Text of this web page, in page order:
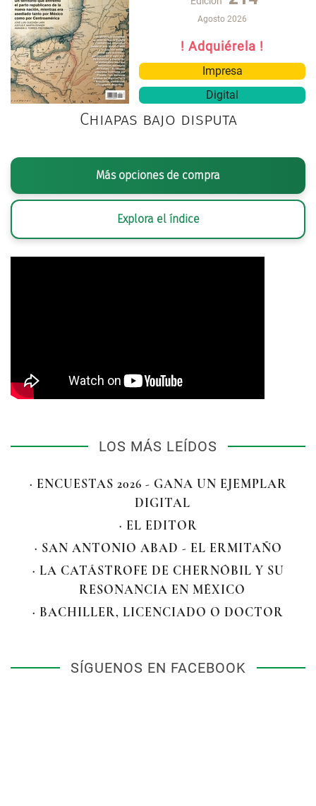
Agosto 2026
! Adquiérela !
Impresa
Digital
Chiapas bajo disputa
Más opciones de compra
Explora el índice
LOS MÁS LEÍDOS
· ENCUESTAS 2026 - GANA UN EJEMPLAR
DIGITAL
· EL EDITOR
· SAN ANTONIO ABAD - EL ERMITAÑO
· LA CATÁSTROFE DE CHERNÓBIL Y SU
RESONANCIA EN MÉXICO
· BACHILLER, LICENCIADO O DOCTOR
SÍGUENOS EN FACEBOOK